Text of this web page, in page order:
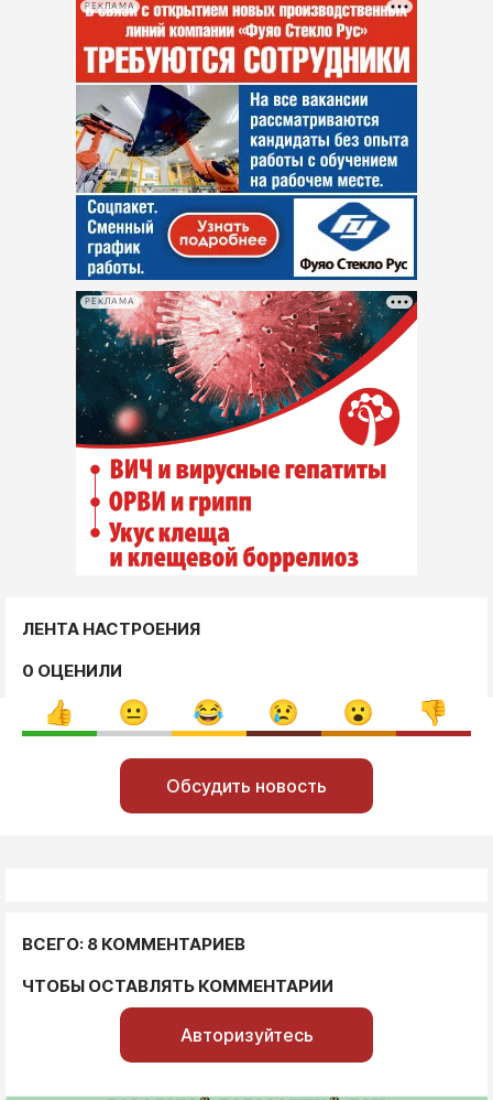
РЕКЛАМА
РЕКЛАМА
ЛЕНТА НАСТРОЕНИЯ
0 ОЦЕНИЛИ
Обсудить новость
ВСЕГО: 8 КОММЕНТАРИЕВ
ЧТОБЫ ОСТАВЛЯТЬ КОММЕНТАРИИ
Авторизуйтесь